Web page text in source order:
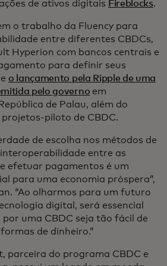
de ativos digitais Fireblocks.
o trabalho da Fluency para
entre diferentes CBDCs,
Hyperion com bancos centrais e
para definir seus
o lançamento pela Ripple de uma
pelo governo em
de Palau, além do
piloto de CBDC.
de escolha nos métodos de
entre as
efetuar pagamentos é um
para uma economia próspera”,
“Ao olharmos para um futuro
digital, será essencial
uma CBDC seja tão fácil de
de dinheiro.”
parceira do programa CBDC e